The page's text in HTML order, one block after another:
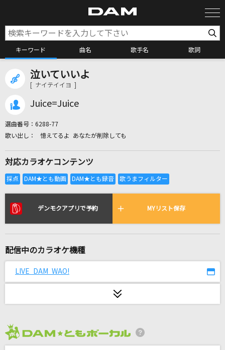
キーワード 曲名 歌手名 歌詞
カラオケ検索
全国りれき
リアルタイムで歌われている曲の一覧
世界が終るまでは…
[生音]青と夏
泣いていいよ
[ ナイテイイヨ ]
Juice=Juice
選曲番号： 6288-77
憶えてるよ あなたが削除しても
対応カラオケコンテンツ
デンモクアプリで予約 MYリスト保存
配信中のカラオケ機種
LIVE DAM WAO!